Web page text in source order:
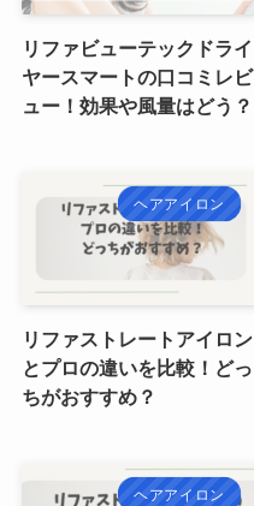
リファビューテックドライ
ヤースマートの口コミレビ
ュー！効果や風量はどう？
ヘアアイロン
リファストレートアイロン
とプロの違いを比較！どっ
ちがおすすめ？
ヘアアイロン